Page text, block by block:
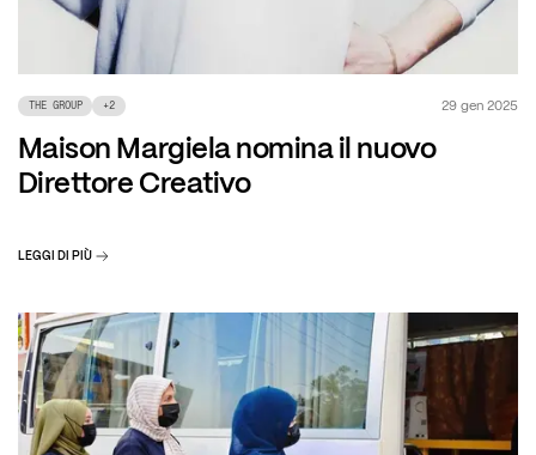
THE GROUP +2 29 gen 2025
Maison Margiela nomina il nuovo
Direttore Creativo
LEGGI DI PIÙ